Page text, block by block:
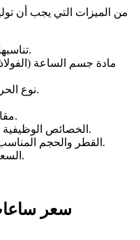
من الميزات التي يجب أن
تناسبها مع الأسلوب ومكان استخدامها.
مادة جسم الساعة (الفولاذ،
نوع الحركة (كوارتز، أوتوماتيكي، رقمي).
مقاومتها للماء من أجل عمر أطول.
الخصائص الوظيفية مثل الكرونوجراف، التقويم، إلخ.
القطر والحجم المناسب لوجه الساعة بالنسبة للمعصم.
السعر المناسب وفقًا لجميع العوامل.
سعر